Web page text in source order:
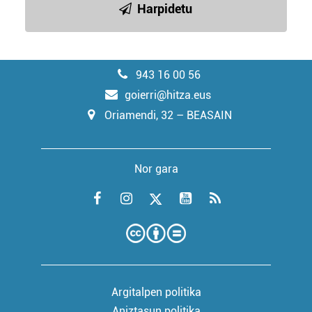
Harpidetu
943 16 00 56
goierri@hitza.eus
Oriamendi, 32 – BEASAIN
Nor gara
Argitalpen politika